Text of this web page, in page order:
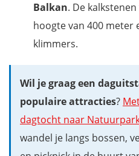
Balkan. De
hoogte van 400 meter
klimmers.
Wil je graag een
populaire attracties?
dagtocht naar
wandel je langs bossen,